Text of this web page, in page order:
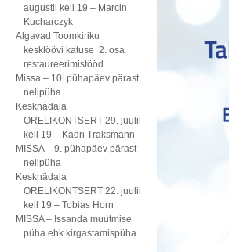
augustil kell 19 – Marcin
Kucharczyk
Algavad Toomkiriku
kesklöövi katuse 2. osa
restaureerimistööd
Missa – 10. pühapäev pärast
nelipüha
Kesknädala
ORELIKONTSERT 29. juulil
kell 19 – Kadri Traksmann
MISSA – 9. pühapäev pärast
nelipüha
Kesknädala
ORELIKONTSERT 22. juulil
kell 19 – Tobias Horn
MISSA – Issanda muutmise
püha ehk kirgastamispüha